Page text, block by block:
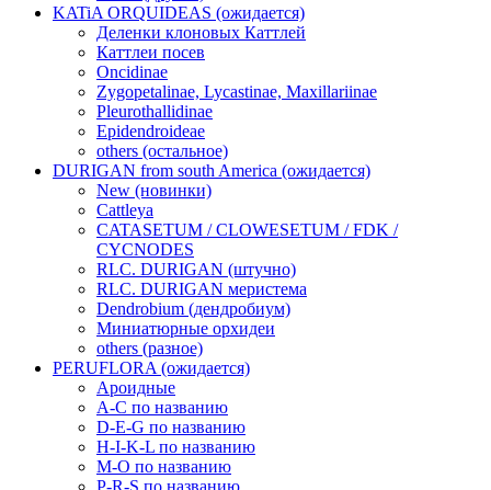
KATiA ORQUIDEAS (ожидается)
Деленки клоновых Каттлей
Каттлеи посев
Oncidinae
Zygopetalinae, Lycastinae, Maxillariinae
Pleurothallidinae
Epidendroideae
others (остальное)
DURIGAN from south America (ожидается)
New (новинки)
Cattleya
CATASETUM / CLOWESETUM / FDK /
CYCNODES
RLC. DURIGAN (штучно)
RLC. DURIGAN меристема
Dendrobium (дендробиум)
Миниатюрные орхидеи
others (разное)
PERUFLORA (ожидается)
Ароидные
A-C по названию
D-E-G по названию
H-I-K-L по названию
M-O по названию